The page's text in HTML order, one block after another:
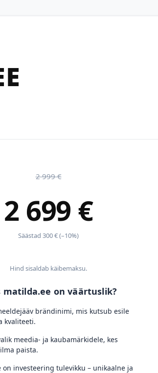
2 999 €
2 699 €
Säästad 300 € (–10%)
Hind sisaldab käibemaksu.
matilda.ee on väärtuslik?
brändinimi, mis kutsub esile
kvaliteeti.
meedia- ja kaubamärkidele, kes
paista.
on investeering tulevikku – unikaalne ja